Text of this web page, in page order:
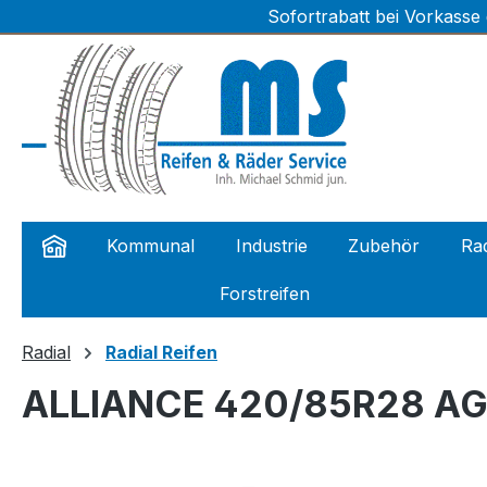
Zur Hauptnavigation springenSofortrabatt bei
Kommunal Industrie Zubehör
Forstreifen
Radial Radial Reifen
ALLIANCE 420/85R28